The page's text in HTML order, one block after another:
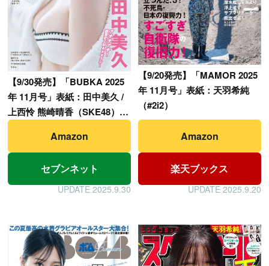
【9/30発売】「BUBKA 2025
年 11月号」表紙：田中美久 /
上西怜 熊崎晴香（SKE48）
etc.
Amazon
セブンネット
UPDATE 2025.9.30
【9/20発売】「MAMOR 2025
年 11月号」表紙：天羽希純
（#2i2）
Amazon
楽天ブックス
UPDATE 2025.9.20